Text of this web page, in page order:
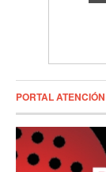
PORTAL